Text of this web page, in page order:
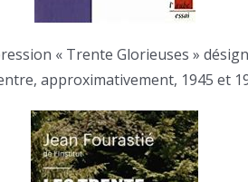
« Trente Glorieuses »
approximativement, 1945 et